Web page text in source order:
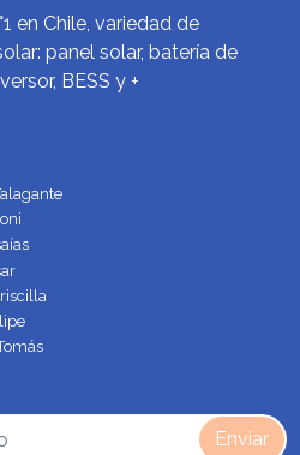
en Chile, variedad de
panel solar, batería de
BESS y +
Enviar